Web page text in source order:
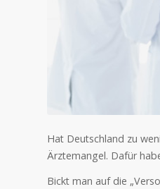
Hat Deutschland zu
Ärztemangel. Dafür
Bickt man auf die